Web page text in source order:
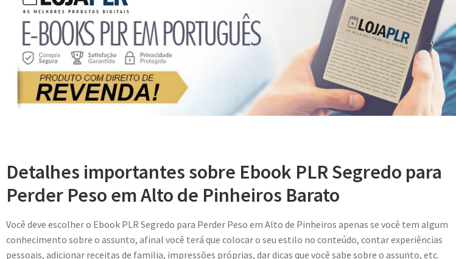
Detalhes importantes sobre Ebook PLR Segredo para
Perder Peso em Alto de Pinheiros Barato
Você deve escolher o Ebook PLR Segredo para Perder Peso em Alto de Pinheiros apenas se você tem algum
conhecimento sobre o assunto, afinal você terá que colocar o seu estilo no conteúdo, contar experiências
pessoais, adicionar receitas de familia, impressões próprias, dar dicas que você sabe sobre o assunto, etc.